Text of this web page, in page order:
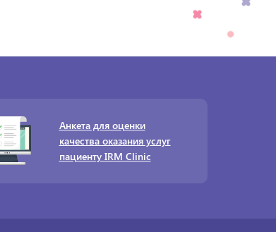
Анкета для оценки
качества оказания услуг
пациенту IRM Clinic